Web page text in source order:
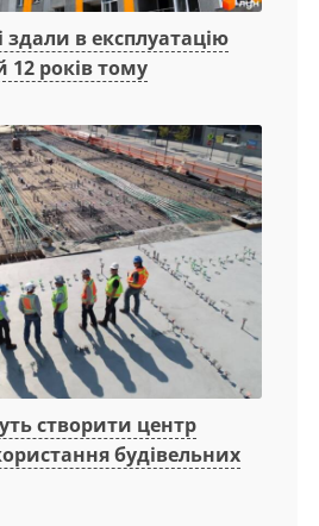
здали в експлуатацію
років тому
створити центр
будівельних